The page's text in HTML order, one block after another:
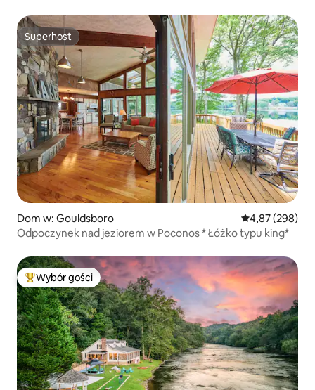
Superhost
Superhost
Dom w: Gouldsboro Średnia
4,87 (298)
Odpoczynek nad jeziorem w Poconos * Łóżko typu king*
Najpopularniejsze z kategorii Wybór gości
Wybór gości